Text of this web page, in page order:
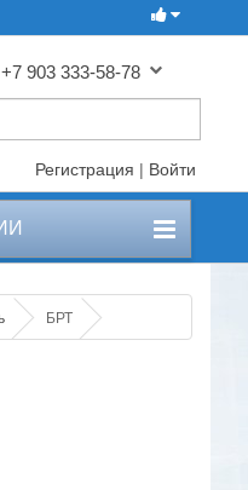
+7 903 333-58-78
Регистрация | Войти
БРТ